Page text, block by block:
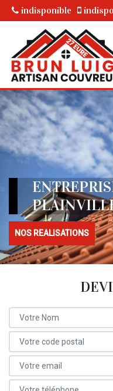
indisponible
NOS REALISATIONS